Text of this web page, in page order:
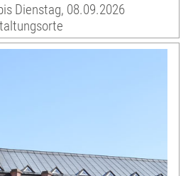
Dienstag, 08.09.2026